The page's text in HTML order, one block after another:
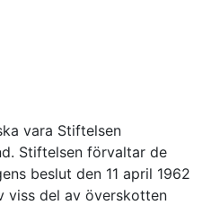
vara Stiftelsen
Stiftelsen förvaltar de
beslut den 11 april 1962
viss del av överskotten